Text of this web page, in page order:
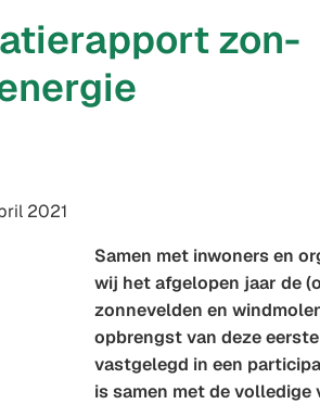
zon-
2021
Samen met inwoners en
wij het afgelopen jaar de
zonnevelden en
opbrengst van deze
vastgelegd in een
is samen met de volledige